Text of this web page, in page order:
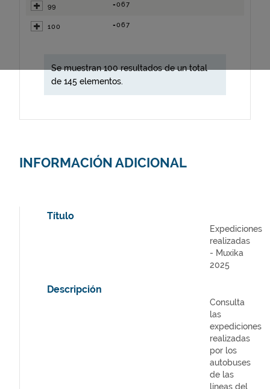
99 =067
100 =067
Se muestran 100 resultados de un total
de 145 elementos.
INFORMACIÓN ADICIONAL
Título
Expediciones
realizadas
- Muxika
2025
Descripción
Consulta
las
expediciones
realizadas
por los
autobuses
de las
líneas del